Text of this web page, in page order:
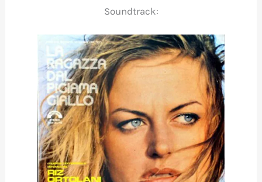
Soundtrack: